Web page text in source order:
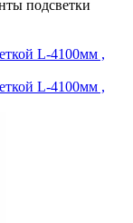
подсветки
L-4100мм ,
L-4100мм ,